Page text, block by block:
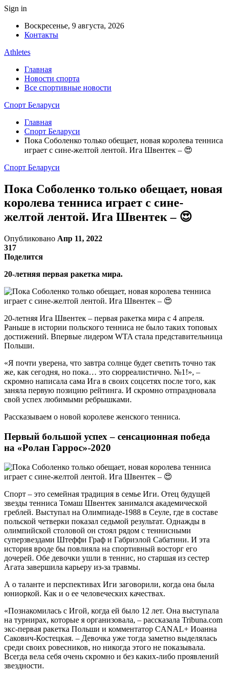
Sign in
Воскресенье, 9 августа, 2026
Контакты
Athletes
Главная
Новости спорта
Все спортивные новости
Спорт Беларуси
Главная
Спорт Беларуси
Пока Соболенко только обещает, новая королева тенниса
играет с сине-желтой лентой. Ига Швентек – 😍
Спорт Беларуси
Пока Соболенко только обещает, новая
королева тенниса играет с сине-
желтой лентой. Ига Швентек – 😍
Опубликовано Апр 11, 2022
317
Поделится
20-летняя первая ракетка мира.
20-летняя Ига Швентек – первая ракетка мира с 4 апреля.
Раньше в истории польского тенниса не было таких топовых
достижений. Впервые лидером WTA стала представительница
Польши.
«Я почти уверена, что завтра солнце будет светить точно так
же, как сегодня, но пока… это сюрреалистично. №1!», –
скромно написала сама Ига в своих соцсетях после того, как
заняла первую позицию рейтинга. И скромно отпраздновала
свой успех любимыми ребрышками.
Рассказываем о новой королеве женского тенниса.
Первый большой успех – сенсационная победа
на «Ролан Гаррос»-2020
Спорт – это семейная традиция в семье Иги. Отец будущей
звезды тенниса Томаш Швентек занимался академической
греблей. Выступал на Олимпиаде-1988 в Сеуле, где в составе
польской четверки показал седьмой результат. Однажды в
олимпийской столовой он стоял рядом с теннисными
суперзвездами Штеффи Граф и Габриэлой Сабатини. И эта
история вроде бы повлияла на спортивный восторг его
дочерей. Обе девочки ушли в теннис, но старшая из сестер
Агата завершила карьеру из-за травмы.
А о таланте и перспективах Иги заговорили, когда она была
юниоркой. Как и о ее человеческих качествах.
«Познакомилась с Игой, когда ей было 12 лет. Она выступала
на турнирах, которые я организовала, – рассказала Tribuna.com
экс-первая ракетка Польши и комментатор CANAL+ Иоанна
Сакович-Костецкая. – Девочка уже тогда заметно выделялась
среди своих ровесников, но никогда этого не показывала.
Всегда вела себя очень скромно и без каких-либо проявлений
звездности.